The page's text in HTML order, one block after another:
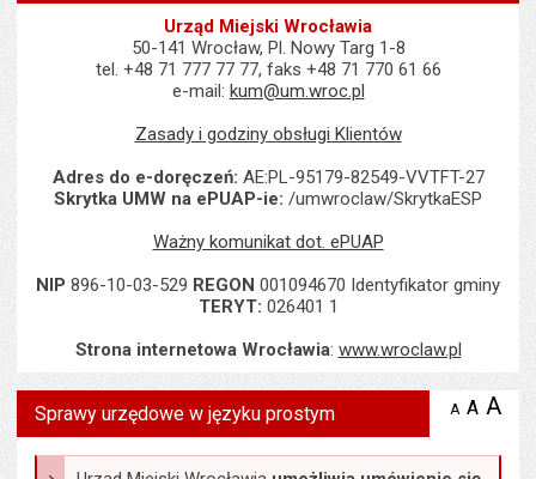
Urząd Miejski Wrocławia
50-141 Wrocław, Pl. Nowy Targ 1-8
tel. +48 71 777 77 77, faks +48 71 770 61 66
e-mail: kum@um.wroc.pl
Zasady i godziny obsługi Klientów
Adres do e-doręczeń: AE:PL-95179-82549-VVTFT-27
Skrytka UMW na ePUAP-ie: /umwroclaw/SkrytkaESP
Ważny komunikat dot. ePUAP
NIP 896-10-03-529 REGON 001094670 Identyfikator gminy
TERYT: 026401 1
Strona internetowa Wrocławia: www.wroclaw.pl
Wyświetlono artykuł "Sprawy urzędowe w języku prostym ".
Sprawy urzędowe w języku prostym A zmniejsz
A A